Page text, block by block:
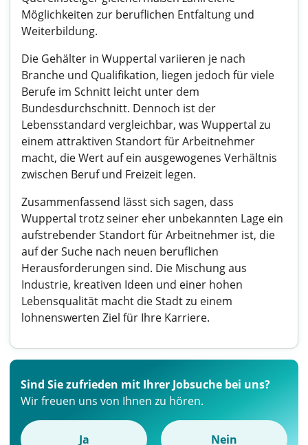
Möglichkeiten zur beruflichen Entfaltung und
Weiterbildung.
Die Gehälter in Wuppertal variieren je nach
Branche und Qualifikation, liegen jedoch für viele
Berufe im Schnitt leicht unter dem
Bundesdurchschnitt. Dennoch ist der
Lebensstandard vergleichbar, was Wuppertal zu
einem attraktiven Standort für Arbeitnehmer
macht, die Wert auf ein ausgewogenes Verhältnis
zwischen Beruf und Freizeit legen.
Zusammenfassend lässt sich sagen, dass
Wuppertal trotz seiner eher unbekannten Lage ein
aufstrebender Standort für Arbeitnehmer ist, die
auf der Suche nach neuen beruflichen
Herausforderungen sind. Die Mischung aus
Industrie, kreativen Ideen und einer hohen
Lebensqualität macht die Stadt zu einem
lohnenswerten Ziel für Ihre Karriere.
Sind Sie zufrieden mit Ihrer Jobsuche bei uns?
Wir freuen uns von Ihnen zu hören.
Ja Nein